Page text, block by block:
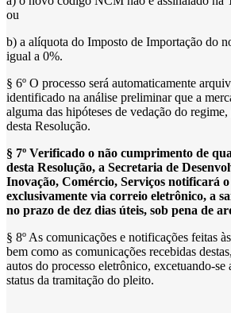
ou
b) a alíquota do Imposto de Importação do
igual a 0%.
§ 6º O processo será automaticamente
identificado na análise preliminar que a
alguma das hipóteses de vedação do regime,
desta Resolução.
§ 7º Verificado o não cumprimento de
desta Resolução, a Secretaria de
Inovação, Comércio, Serviços notificará
exclusivamente via correio eletrônico, a
no prazo de dez dias úteis, sob pena de
§ 8º As comunicações e notificações feitas
bem como as comunicações recebidas
autos do processo eletrônico, excetuando-se
status da tramitação do pleito.